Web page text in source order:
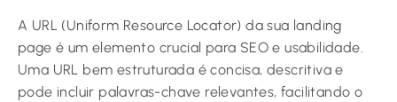
A URL (Uniform Resource Locator) da sua landing
page é um elemento crucial para SEO e usabilidade.
Uma URL bem estruturada é concisa, descritiva e
pode incluir palavras-chave relevantes, facilitando o